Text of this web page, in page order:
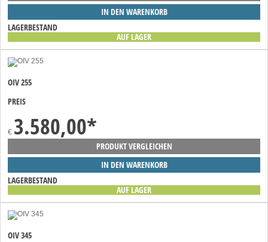
IN DEN WARENKORB
LAGERBESTAND
AUF LAGER
OIV 255
PREIS
€ 3.580,00*
PRODUKT VERGLEICHEN
IN DEN WARENKORB
LAGERBESTAND
AUF LAGER
OIV 345